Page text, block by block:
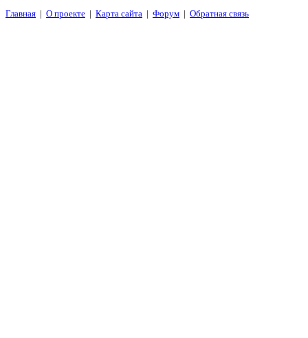
Главная | О проекте | Карта сайта | Форум | Обратная связь